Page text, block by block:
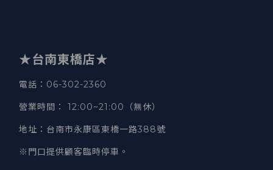
★台南東橋店★
電話 ：06-302-2360
營業時間 ： 12:00~21:00（無休）
地址 ：台南市永康區東橋一路388號
※門口提供顧客臨時停車。